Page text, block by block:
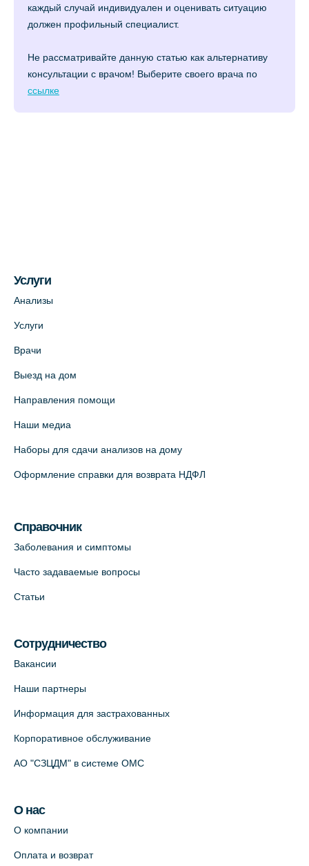
каждый случай индивидуален и оценивать ситуацию
должен профильный специалист.
Не рассматривайте данную статью как альтернативу
консультации с врачом! Выберите своего врача по
ссылке
Услуги
Анализы
Услуги
Врачи
Выезд на дом
Направления помощи
Наши медиа
Наборы для сдачи анализов на дому
Оформление справки для возврата НДФЛ
Справочник
Заболевания и симптомы
Часто задаваемые вопросы
Статьи
Сотрудничество
Вакансии
Наши партнеры
Информация для застрахованных
Корпоративное обслуживание
АО "СЗЦДМ" в системе ОМС
О нас
О компании
Оплата и возврат